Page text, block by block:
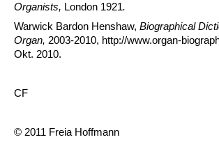
Organists, London 1921.
Warwick Bardon Henshaw, Biographical
Organ, 2003-2010, http://www.organ-
Okt. 2010.
CF
© 2011 Freia Hoffmann